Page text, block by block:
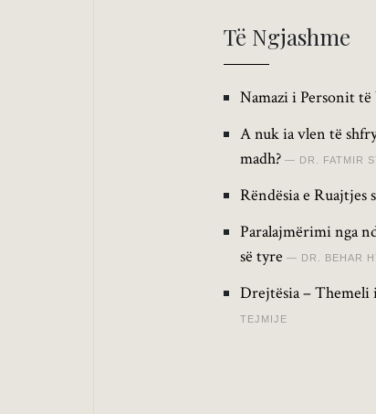
Të Ngjashme
Namazi i Personit të
A nuk ia vlen të
madh?
DR. FATMIR
Rëndësia e Ruajtjes
Paralajmërimi nga
së tyre
DR. BEHAR
Drejtësia – Themeli
TEJMIJE